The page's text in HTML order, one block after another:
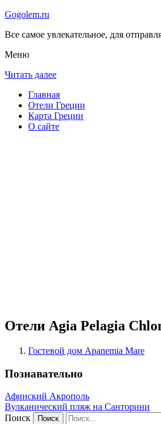
Gogolem.ru
Все самое увлекательное, для
Меню
Читать далее
Главная
Отели Греции
Карта Греции
О сайте
Отели Agia Pelagia
Гостевой дом Apanemia Mare
Познавательно
Афинский Акрополь
Вулканический пляж на Санторини
Поиск